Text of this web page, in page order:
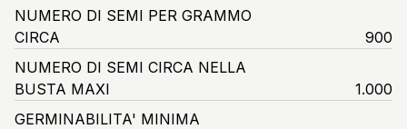
NUMERO DI SEMI PER GRAMMO
CIRCA
900
NUMERO DI SEMI CIRCA NELLA
BUSTA MAXI
1.000
GERMINABILITA' MINIMA